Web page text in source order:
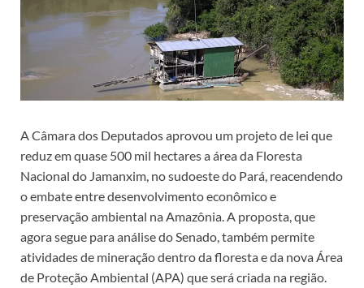
A Câmara dos Deputados aprovou um projeto de lei que
reduz em quase 500 mil hectares a área da Floresta
Nacional do Jamanxim, no sudoeste do Pará, reacendendo
o embate entre desenvolvimento econômico e
preservação ambiental na Amazônia. A proposta, que
agora segue para análise do Senado, também permite
atividades de mineração dentro da floresta e da nova Área
de Proteção Ambiental (APA) que será criada na região.